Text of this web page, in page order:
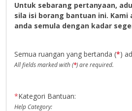
Untuk sebarang pertanyaan,
sila isi borang bantuan ini. Kami
anda semula dengan kadar
Semua ruangan yang bertanda (*)
All fields marked with (*) are required.
*Kategori Bantuan:
Help Category: